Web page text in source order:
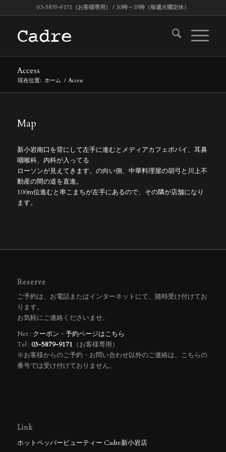
03-5879-9171（お客様専用） / 10時～19時（毎週火曜定休）
Access
現在位置: ホーム / Access
Map
新小岩南口を背にして左手に進むとメディアカフェポパイ、耳鼻
咽喉科、内科が入ってる
ローソンが見えてきます。の向い側、中華料理屋の胡弓と川上不
動産の間の道を直進。
100m位進むと串こまちが左手にあるので、その隣が店舗になり
ます。
Reserve
ご予約は、お電話またはインターネットにて、随時受け付けてお
ります。
お気軽にご連絡くださいませ。
Net : クーポン・予約ページはこちら
Tel : 03-5879-9171 （お客様専用）
※お客様からのご予約・お問い合わせ以外のご連絡は、こちらの
番号では受け付けておりません。
Link
ホットペッパービューティー Cadre新小岩店